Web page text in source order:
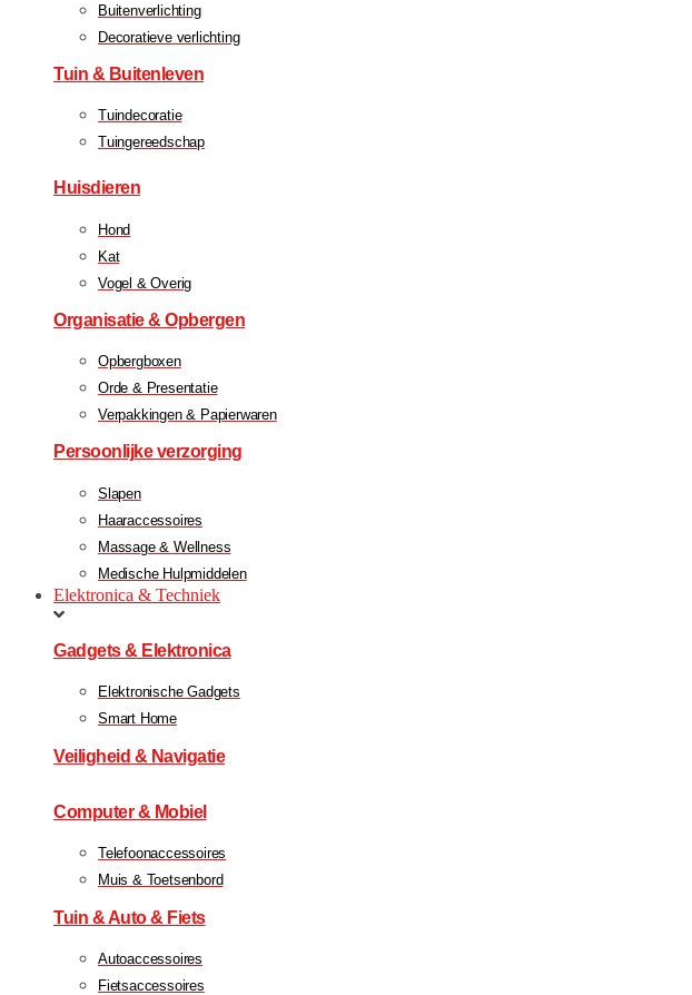
Buitenverlichting
Decoratieve verlichting
Tuin & Buitenleven
Tuindecoratie
Tuingereedschap
Huisdieren
Hond
Kat
Vogel & Overig
Organisatie & Opbergen
Opbergboxen
Orde & Presentatie
Verpakkingen & Papierwaren
Persoonlijke verzorging
Slapen
Haaraccessoires
Massage & Wellness
Medische Hulpmiddelen
Elektronica & Techniek
Gadgets & Elektronica
Elektronische Gadgets
Smart Home
Veiligheid & Navigatie
Computer & Mobiel
Telefoonaccessoires
Muis & Toetsenbord
Tuin & Auto & Fiets
Autoaccessoires
Fietsaccessoires